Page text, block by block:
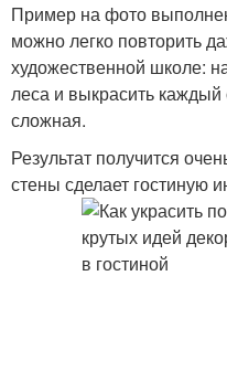
Пример на фото
можно легко повторить
художественной школе:
леса и выкрасить каждый
сложная.
Результат получится
стены сделает гостиную